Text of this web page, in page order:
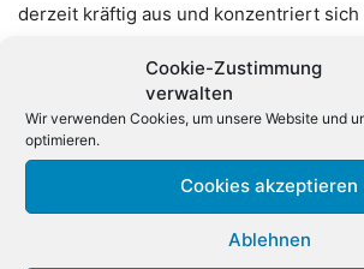
Cookie-Zustimmung
verwalten
Wir verwenden Cookies, um unsere Website und
optimieren.
Cookies akzeptieren
Ablehnen
derzeit kräftig aus und konzentriert sich